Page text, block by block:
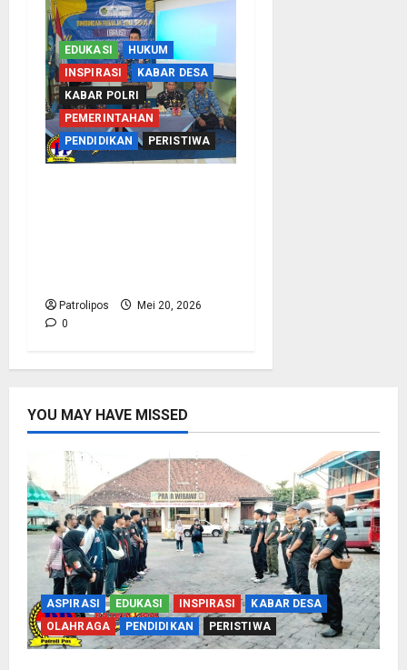
EDUKASI
HUKUM
INSPIRASI
KABAR DESA
KABAR POLRI
PEMERINTAHAN
PENDIDIKAN
PERISTIWA
Patrolipos
Mei 20, 2026
0
YOU MAY HAVE MISSED
ASPIRASI EDUKASI INSPIRASI
KABAR DESA
OLAHRAGA
PENDIDIKAN PERISTIWA